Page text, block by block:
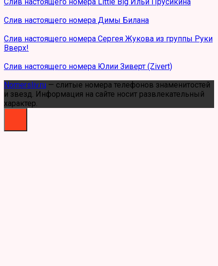
Слив настоящего номера Димы Билана
Слив настоящего номера Сергея Жукова из группы Руки
Вверх!
Слив настоящего номера Юлии Зиверт (Zivert)
Nomersliv.ru — слитые номера телефонов знаменитостей
и звезд. Информация на сайте носит развлекательный
характер.